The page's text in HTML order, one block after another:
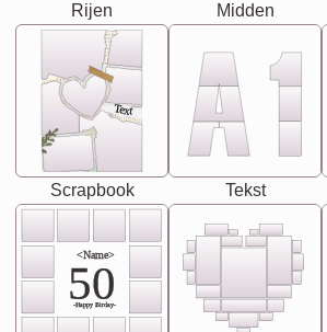
Rijen Midden
Text
Scrapbook Tekst
<Name>
50
-Happy Birday-